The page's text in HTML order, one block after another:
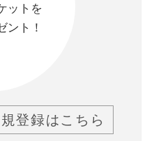
ットを
ント！
登録はこちら